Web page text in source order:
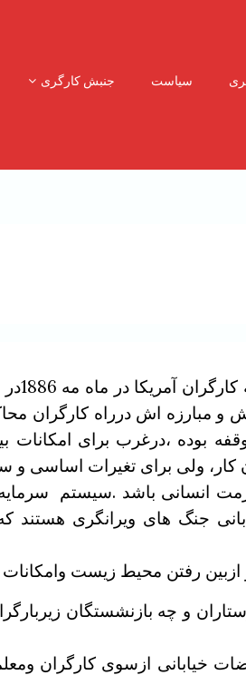
سیاست جنبش کارگری
سالروز
مبارزه اش درراه کارگران
بوده ،درغرب برای امکانات
کار، و‌لی برای تغیرات اساسی و
انسانی باشد .سیستم
جنگ های ویرانگری هستند
رفتن محیط زیست
و چه بازنشستگان
خیابانی ازسوی کارگران